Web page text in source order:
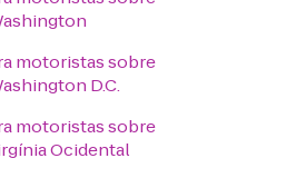
motoristas sobre
D.C.
motoristas sobre
Ocidental